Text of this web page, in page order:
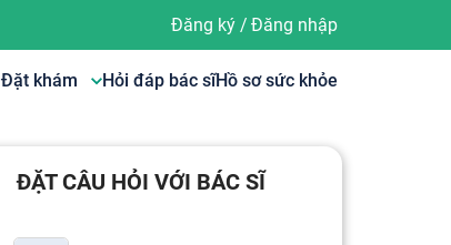
Đăng ký/ Đăng nhập
Đặt khám Hỏi đáp bác sĩHồ sơ sức khỏe
ĐẶT CÂU HỎI VỚI BÁC SĨ